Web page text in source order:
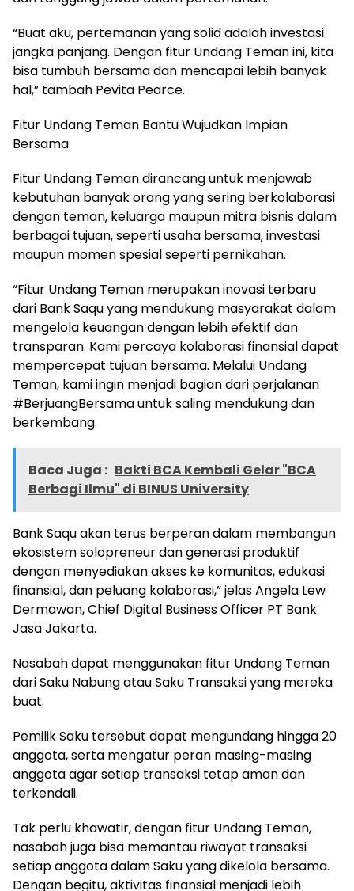
“Buat aku, pertemanan yang solid adalah investasi
jangka panjang. Dengan fitur Undang Teman ini, kita
bisa tumbuh bersama dan mencapai lebih banyak
hal,” tambah Pevita Pearce.
Fitur Undang Teman Bantu Wujudkan Impian
Bersama
Fitur Undang Teman dirancang untuk menjawab
kebutuhan banyak orang yang sering berkolaborasi
dengan teman, keluarga maupun mitra bisnis dalam
berbagai tujuan, seperti usaha bersama, investasi
maupun momen spesial seperti pernikahan.
“Fitur Undang Teman merupakan inovasi terbaru
dari Bank Saqu yang mendukung masyarakat dalam
mengelola keuangan dengan lebih efektif dan
transparan. Kami percaya kolaborasi finansial dapat
mempercepat tujuan bersama. Melalui Undang
Teman, kami ingin menjadi bagian dari perjalanan
#BerjuangBersama untuk saling mendukung dan
berkembang.
Baca Juga : Bakti BCA Kembali Gelar "BCA
Berbagi Ilmu" di BINUS University
Bank Saqu akan terus berperan dalam membangun
ekosistem solopreneur dan generasi produktif
dengan menyediakan akses ke komunitas, edukasi
finansial, dan peluang kolaborasi,” jelas Angela Lew
Dermawan, Chief Digital Business Officer PT Bank
Jasa Jakarta.
Nasabah dapat menggunakan fitur Undang Teman
dari Saku Nabung atau Saku Transaksi yang mereka
buat.
Pemilik Saku tersebut dapat mengundang hingga 20
anggota, serta mengatur peran masing-masing
anggota agar setiap transaksi tetap aman dan
terkendali.
Tak perlu khawatir, dengan fitur Undang Teman,
nasabah juga bisa memantau riwayat transaksi
setiap anggota dalam Saku yang dikelola bersama.
Dengan begitu, aktivitas finansial menjadi lebih